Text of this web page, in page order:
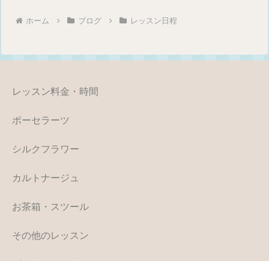
ホーム ブログ レッスン日程
レッスン料金・時間
ポーセラーツ
シルクフラワー
カルトナージュ
お茶箱・スツール
その他のレッスン